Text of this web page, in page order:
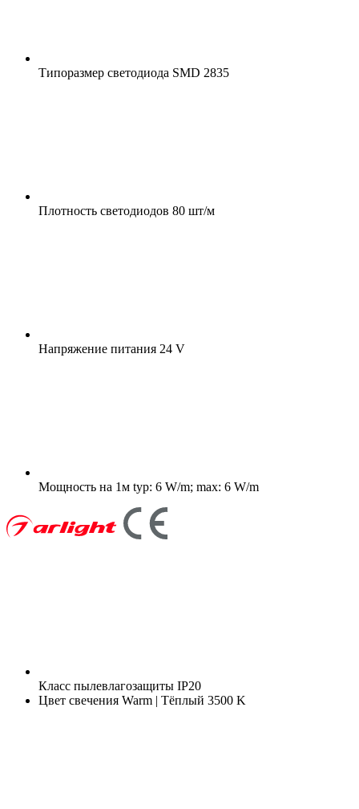
Типоразмер светодиода SMD 2835
Плотность светодиодов 80 шт/м
Напряжение питания 24 V
Мощность на 1м typ: 6 W/m; max: 6 W/m
Класс пылевлагозащиты IP20
Цвет свечения Warm | Тёплый 3500 K